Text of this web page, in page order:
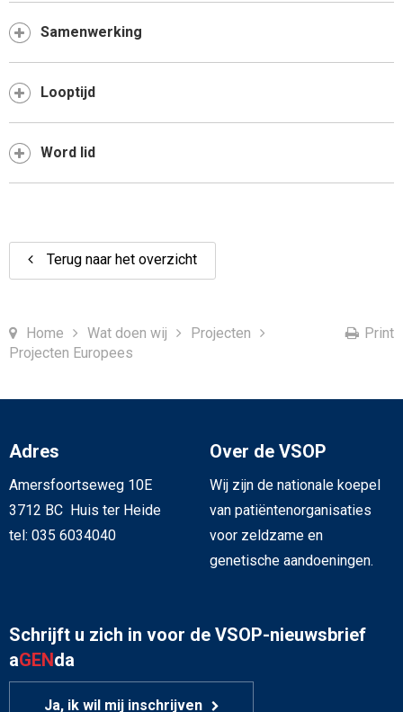
Samenwerking
Looptijd
Word lid
Terug naar het overzicht
Home Wat doen wij
Projecten
Projecten Europees
Print
Adres
Amersfoortseweg 10E
3712 BC Huis ter Heide
tel: 035 6034040
Over de VSOP
Wij zijn de nationale koepel
van patiëntenorganisaties
voor zeldzame en
genetische aandoeningen.
Schrijft u zich in voor de VSOP-nieuwsbrief
aGENda
Ja, ik wil mij inschrijven